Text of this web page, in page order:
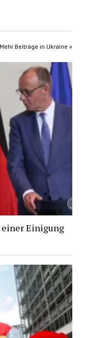
Mehr Beiträge in Ukraine »
einer Einigung